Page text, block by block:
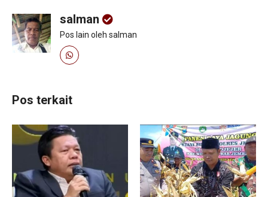
salman
Pos lain oleh salman
Pos terkait